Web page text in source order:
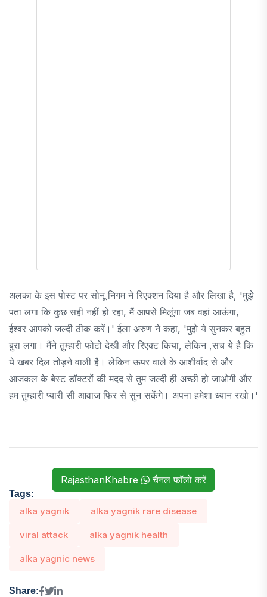
अलका के इस पोस्ट पर सोनू निगम ने रिएक्शन दिया है और लिखा है, 'मुझे
पता लगा कि कुछ सही नहीं हो रहा, मैं आपसे मिलूंगा जब वहां आऊंगा,
ईश्वर आपको जल्दी ठीक करें।' ईला अरुण ने कहा, 'मुझे ये सुनकर बहुत
बुरा लगा। मैंने तुम्हारी फोटो देखी और रिएक्ट किया, लेकिन ,सच ये है कि
ये खबर दिल तोड़ने वाली है। लेकिन ऊपर वाले के आशीर्वाद से और
आजकल के बेस्ट डॉक्टरों की मदद से तुम जल्दी ही अच्छी हो जाओगी और
हम तुम्हारी प्यारी सी आवाज फिर से सुन सकेंगे। अपना हमेशा ध्यान रखो।'
RajasthanKhabre चैनल फॉलो करें
Tags:
alka yagnik alka yagnik rare disease
viral attack alka yagnik health
alka yagnic news
Share: